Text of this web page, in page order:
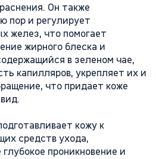
Он также
пор и регулирует
желез, что помогает
жирного блеска и
в зеленом чае,
капилляров, укрепляет их и
что придает коже
кожу к
средств ухода,
проникновение и